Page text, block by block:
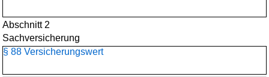
Abschnitt 2
Sachversicherung
§ 88 Versicherungswert